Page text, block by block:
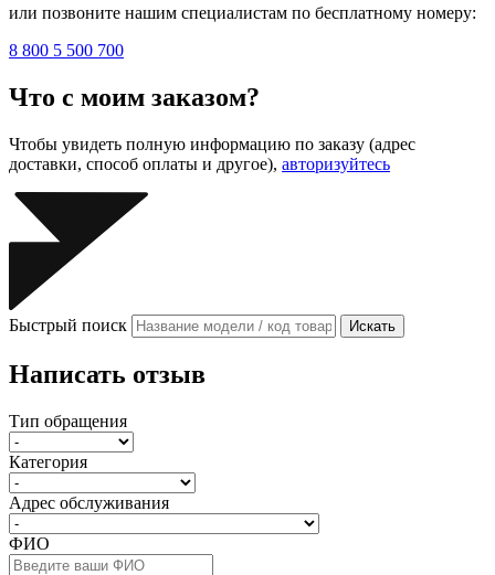
или позвоните нашим специалистам по бесплатному номеру:
8 800 5 500 700
Что с моим заказом?
Чтобы увидеть полную информацию по заказу (адрес
доставки, способ оплаты и другое), авторизуйтесь
Быстрый поиск Искать
Написать отзыв
Тип обращения
Категория
Адрес обслуживания
ФИО